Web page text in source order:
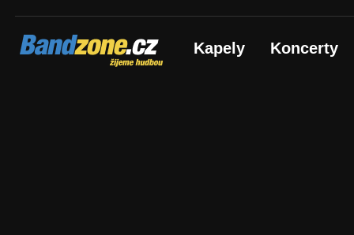
Bandzone.cz
žijeme hudbou Kapely Koncerty